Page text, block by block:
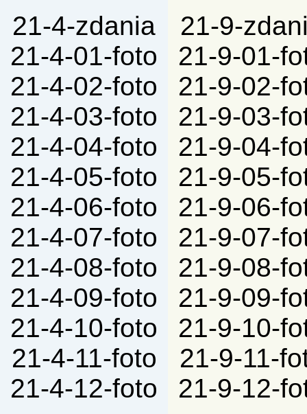
21-4-zdania
21-4-01-foto
21-4-02-foto
21-4-03-foto
21-4-04-foto
21-4-05-foto
21-4-06-foto
21-4-07-foto
21-4-08-foto
21-4-09-foto
21-4-10-foto
21-4-11-foto
21-4-12-foto
21-9-
21-9-01-
21-9-02-
21-9-03-
21-9-04-
21-9-05-
21-9-06-
21-9-07-
21-9-08-
21-9-09-
21-9-10-
21-9-11-
21-9-12-